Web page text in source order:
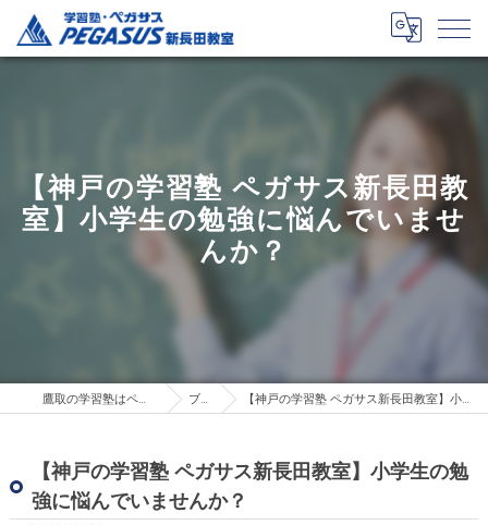
【神戸の学習塾 ペガサス新長田教
室】小学生の勉強に悩んでいませ
んか？
鷹取の学習塾はペガサス新長田教室 ブログ 【神戸の学習塾 ペガサス新長田教室】小学生の勉強に悩んでいませんか？
【神戸の学習塾 ペガサス新長田教室】小学生の勉
強に悩んでいませんか？